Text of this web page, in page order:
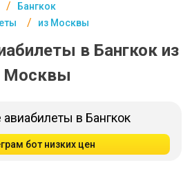
Бангкок
из Москвы
в Бангкок из
Москвы
в Бангкок
бот низких цен